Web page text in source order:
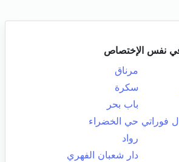
نفس الإختصاص
مرناق
سكرة
باب بحر
فوراتي حي الخضراء
رواد
دار شعبان الفهري